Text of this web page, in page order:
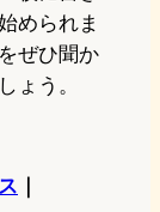
められま
ぜひ聞か
ょう。